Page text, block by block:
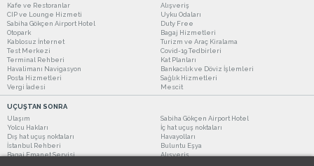
Kafe ve Restoranlar
Alışveriş
CIP ve Lounge Hizmeti
Uyku Odaları
Sabiha Gökçen Airport Hotel
Duty Free
Otopark
Bagaj Hizmetleri
Kablosuz İnternet
Turizm ve Araç Kiralama
Test Merkezi
Covid-19 Tedbirleri
Terminal Rehberi
Kat Planları
Havalimanı Navigasyon
Bankacılık ve Döviz İşlemleri
Posta Hizmetleri
Sağlık Hizmetleri
Vergi İadesi
Mescit
UÇUŞTAN SONRA
Ulaşım
Sabiha Gökçen Airport Hotel
Yolcu Hakları
İç hat uçuş noktaları
Dış hat uçuş noktaları
Havayolları
İstanbul Rehberi
Buluntu Eşya
Bagaj Emanet Servisi
Alışveriş